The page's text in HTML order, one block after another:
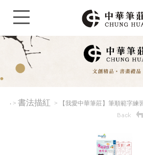
‧ > 書法描紅 > 【我愛中華筆莊】筆順範字練